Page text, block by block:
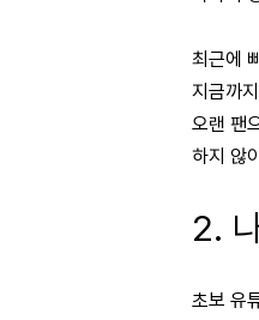
최근에
지금까
오랜 팬
하지 않
2.
초보 유